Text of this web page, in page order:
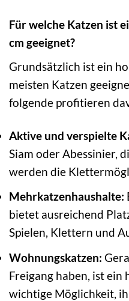
Für welche Katzen ist
cm geeignet?
Grundsätzlich ist ein
meisten Katzen
folgende profitieren
Aktive und verspielte
Siam oder Abessinier,
werden die
Mehrkatzenhaushalte:
bietet ausreichend
Spielen, Klettern und
Wohnungskatzen:
Freigang haben, ist
wichtige Möglichkeit,